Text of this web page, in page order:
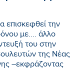
επισκεφθεί την
με.... άλλο
του στην
της Νέας
–εκφράζοντας